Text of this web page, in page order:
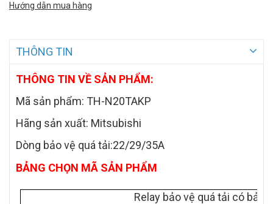
Hướng dẫn mua hàng
THÔNG TIN
THÔNG TIN VỀ SẢN PHẨM:
Mã sản phẩm: TH-N20TAKP
Hãng sản xuất: Mitsubishi
Dòng bảo vệ quá tải:22/29/35A
BẢNG CHỌN MÃ SẢN PHẨM
Relay bảo vệ quá tải có bảo